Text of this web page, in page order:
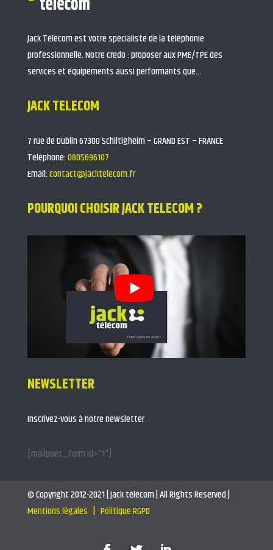
Jack Télécom est votre spécialiste de la téléphonie
professionnelle. Notre credo : proposer aux PME/TPE des
services et équipements aussi performants que…
JACK TELECOM
7 rue de Dublin 67300 Schiltigheim – GRAND EST – FRANCE
Téléphone:0805696107
Email:contact@jacktelecom.fr
POURQUOI CHOISIR JACK TELECOM ?
NEWSLETTER
Inscrivez-vous à notre newsletter
[mailpoet_form id="1"]
© Copyright 2012-2021 | jack télécom | All Rights Reserved |
Mentions légales | Politique RGPD